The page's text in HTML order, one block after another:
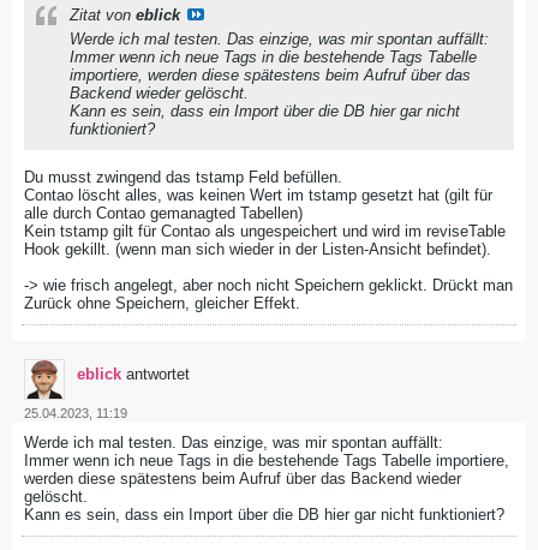
Zitat von eblick
Werde ich mal testen. Das einzige, was mir spontan auffällt:
Immer wenn ich neue Tags in die bestehende Tags Tabelle
importiere, werden diese spätestens beim Aufruf über das
Backend wieder gelöscht.
Kann es sein, dass ein Import über die DB hier gar nicht
funktioniert?
Du musst zwingend das tstamp Feld befüllen.
Contao löscht alles, was keinen Wert im tstamp gesetzt hat (gilt für
alle durch Contao gemanagted Tabellen)
Kein tstamp gilt für Contao als ungespeichert und wird im reviseTable
Hook gekillt. (wenn man sich wieder in der Listen-Ansicht befindet).
-> wie frisch angelegt, aber noch nicht Speichern geklickt. Drückt man
Zurück ohne Speichern, gleicher Effekt.
eblick antwortet
25.04.2023, 11:19
Werde ich mal testen. Das einzige, was mir spontan auffällt:
Immer wenn ich neue Tags in die bestehende Tags Tabelle importiere,
werden diese spätestens beim Aufruf über das Backend wieder
gelöscht.
Kann es sein, dass ein Import über die DB hier gar nicht funktioniert?